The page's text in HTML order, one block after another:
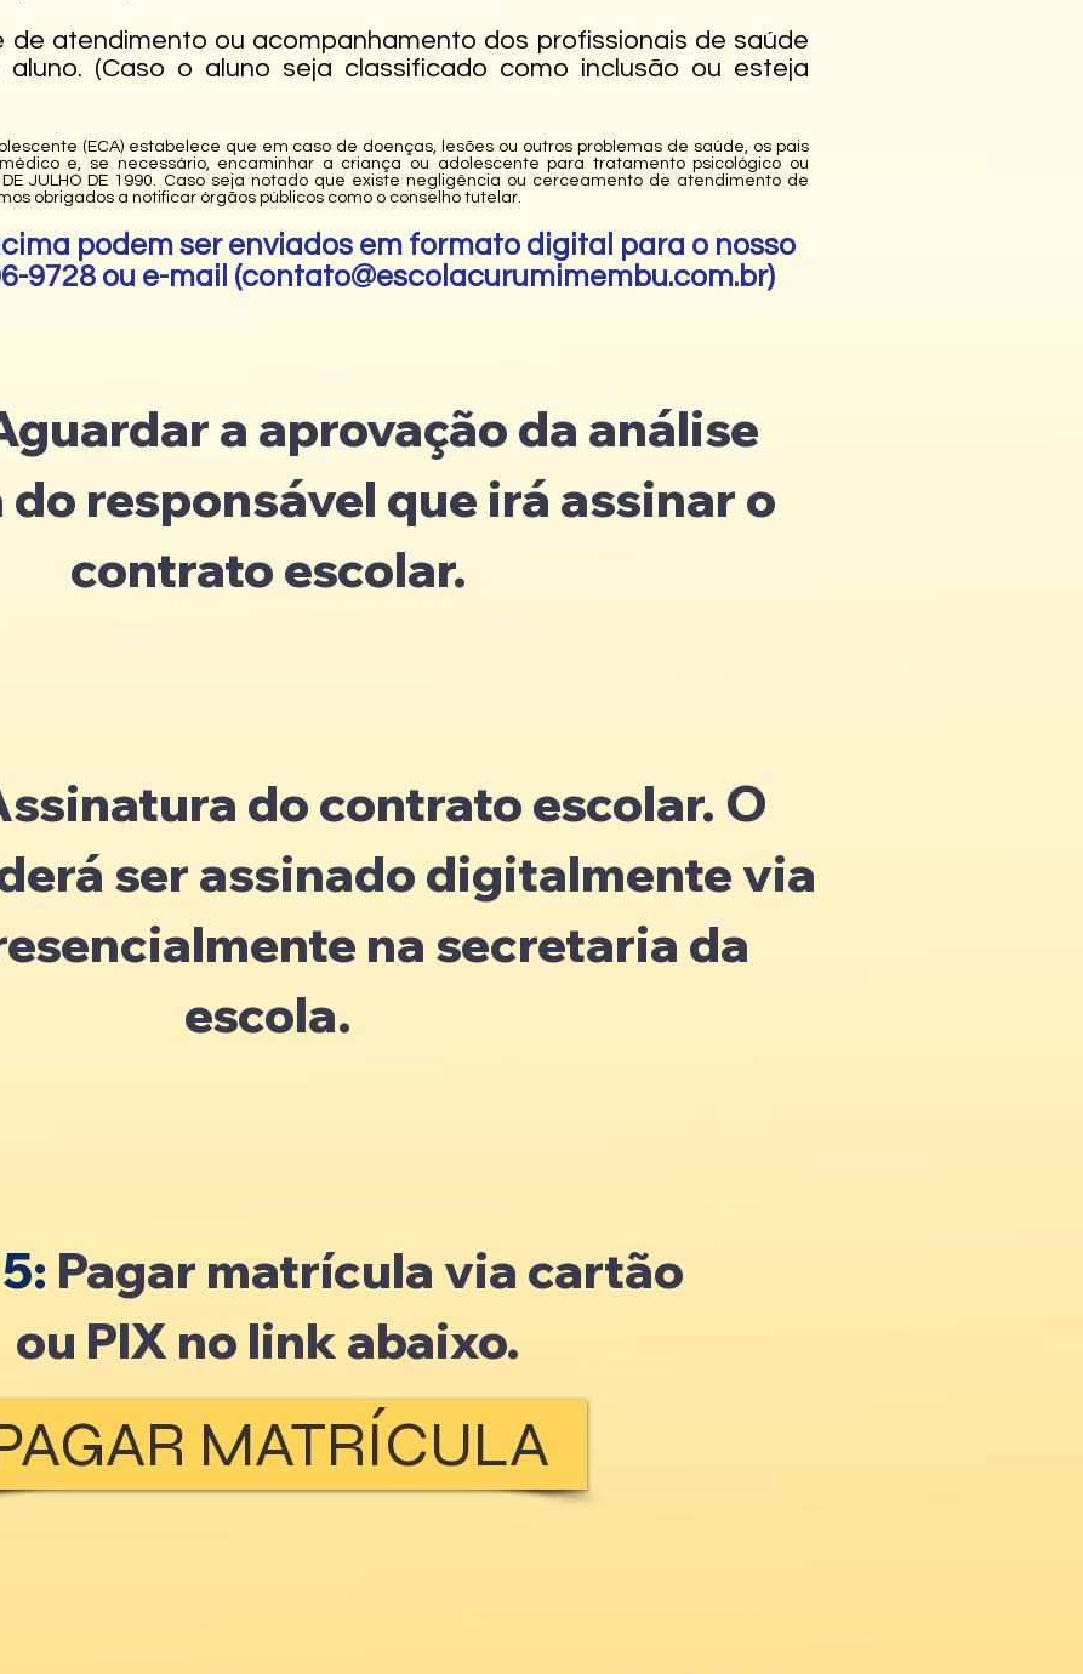
de atendimento ou acompanhamento dos profissionais de saúde
(Caso o aluno seja classificado como inclusão ou esteja
(ECA) estabelece que em caso de doenças, lesões ou outros problemas de saúde, os pais
e, se necessário, encaminhar a criança ou adolescente para tratamento psicológico ou
DE JULHO DE 1990. Caso seja notado que existe negligência ou cerceamento de atendimento de
obrigados a notificar órgãos públicos como o conselho tutelar.
podem ser enviados em formato digital para o nosso
9728 ou e-mail (contato@escolacurumimembu.com.br)
a aprovação da análise
responsável que irá assinar o
contrato escolar.
do contrato escolar. O
ser assinado digitalmente via
na secretaria da
escola.
Pagar matrícula via cartão
ou PIX no link abaixo.
MATRÍCULA